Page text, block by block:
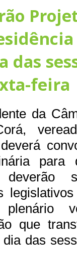
feira
da
para
deverão
que
das